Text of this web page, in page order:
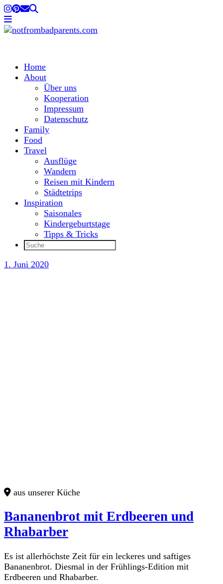
Home
About
Über uns
Kooperation
Impressum
Datenschutz
Family
Food
Travel
Ausflüge
Wandern
Reisen mit Kindern
Städtetrips
Inspiration
Saisonales
Kindergeburtstage
Tipps & Tricks
1. Juni 2020
aus unserer Küche
Bananenbrot mit Erdbeeren und
Rhabarber
Es ist allerhöchste Zeit für ein leckeres und saftiges
Bananenbrot. Diesmal in der Frühlings-Edition mit
Erdbeeren und Rhabarber.